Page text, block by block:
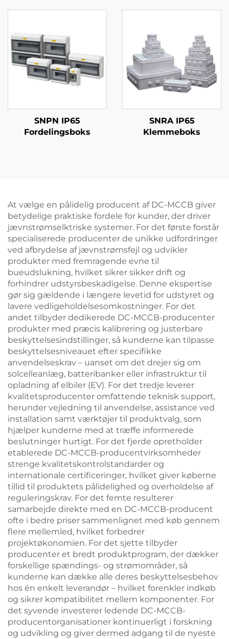
SNPN IP65
Fordelingsboks
SNRA IP65
Klemmeboks
At vælge en pålidelig producent af DC-MCCB giver
betydelige praktiske fordele for kunder, der driver
jævnstrømselktriske systemer. For det første forstår
specialiserede producenter de unikke udfordringer
ved afbrydelse af jævnstrømsfejl og udvikler
produkter med fremragende evne til
bueudslukning, hvilket sikrer sikker drift og
forhindrer udstyrsbeskadigelse. Denne ekspertise
gør sig gældende i længere levetid for udstyret og
lavere vedligeholdelsesomkostninger. For det
andet tilbyder dedikerede DC-MCCB-producenter
produkter med præcis kalibrering og justerbare
beskyttelsesindstillinger, så kunderne kan tilpasse
beskyttelsesniveauet efter specifikke
anvendelseskrav – uanset om det drejer sig om
solcelleanlæg, batteribanker eller infrastruktur til
opladning af elbiler (EV). For det tredje leverer
kvalitetsproducenter omfattende teknisk support,
herunder vejledning til anvendelse, assistance ved
installation samt værktøjer til produktvalg, som
hjælper kunderne med at træffe informerede
beslutninger hurtigt. For det fjerde opretholder
etablerede DC-MCCB-producentvirksomheder
strenge kvalitetskontrolstandarder og
internationale certificeringer, hvilket giver køberne
tillid til produktets pålidelighed og overholdelse af
reguleringskrav. For det femte resulterer
samarbejde direkte med en DC-MCCB-producent
ofte i bedre priser sammenlignet med køb gennem
flere mellemled, hvilket forbedrer
projektøkonomien. For det sjette tilbyder
producenter et bredt produktprogram, der dækker
forskellige spændings- og strømområder, så
kunderne kan dække alle deres beskyttelsesbehov
hos én enkelt leverandør – hvilket forenkler indkøb
og sikrer kompatibilitet mellem komponenter. For
det syvende investerer ledende DC-MCCB-
producentorganisationer kontinuerligt i forskning
og udvikling og giver dermed adgang til de nyeste